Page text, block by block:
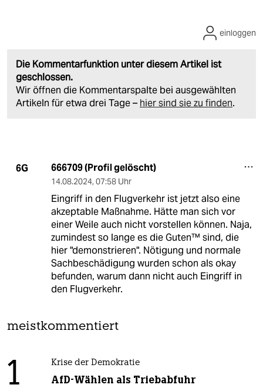
Die Kommentarfunktion unter diesem Artikel ist
geschlossen.
Wir öffnen die Kommentarspalte bei ausgewählten
Artikeln für etwa drei Tage – hier sind sie zu finden.
einloggen
6G 666709 (Profil gelöscht)
14.08.2024, 07:58 Uhr
Eingriff in den Flugverkehr ist jetzt also eine
akzeptable Maßnahme. Hätte man sich vor
einer Weile auch nicht vorstellen können. Naja,
zumindest so lange es die Guten™ sind, die
hier "demonstrieren". Nötigung und normale
Sachbeschädigung wurden schon als okay
befunden, warum dann nicht auch Eingriff in
den Flugverkehr.
meistkommentiert
1 Krise der Demokratie
AfD-Wählen als Triebabfuhr